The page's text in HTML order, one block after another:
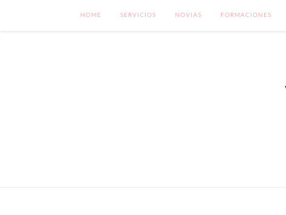
HOME SERVICIOS NOVIAS FORMACIONES